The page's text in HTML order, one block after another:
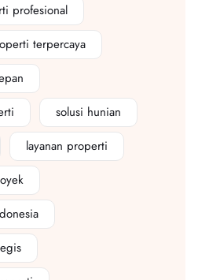
profesional
terpercaya
solusi hunian
layanan properti